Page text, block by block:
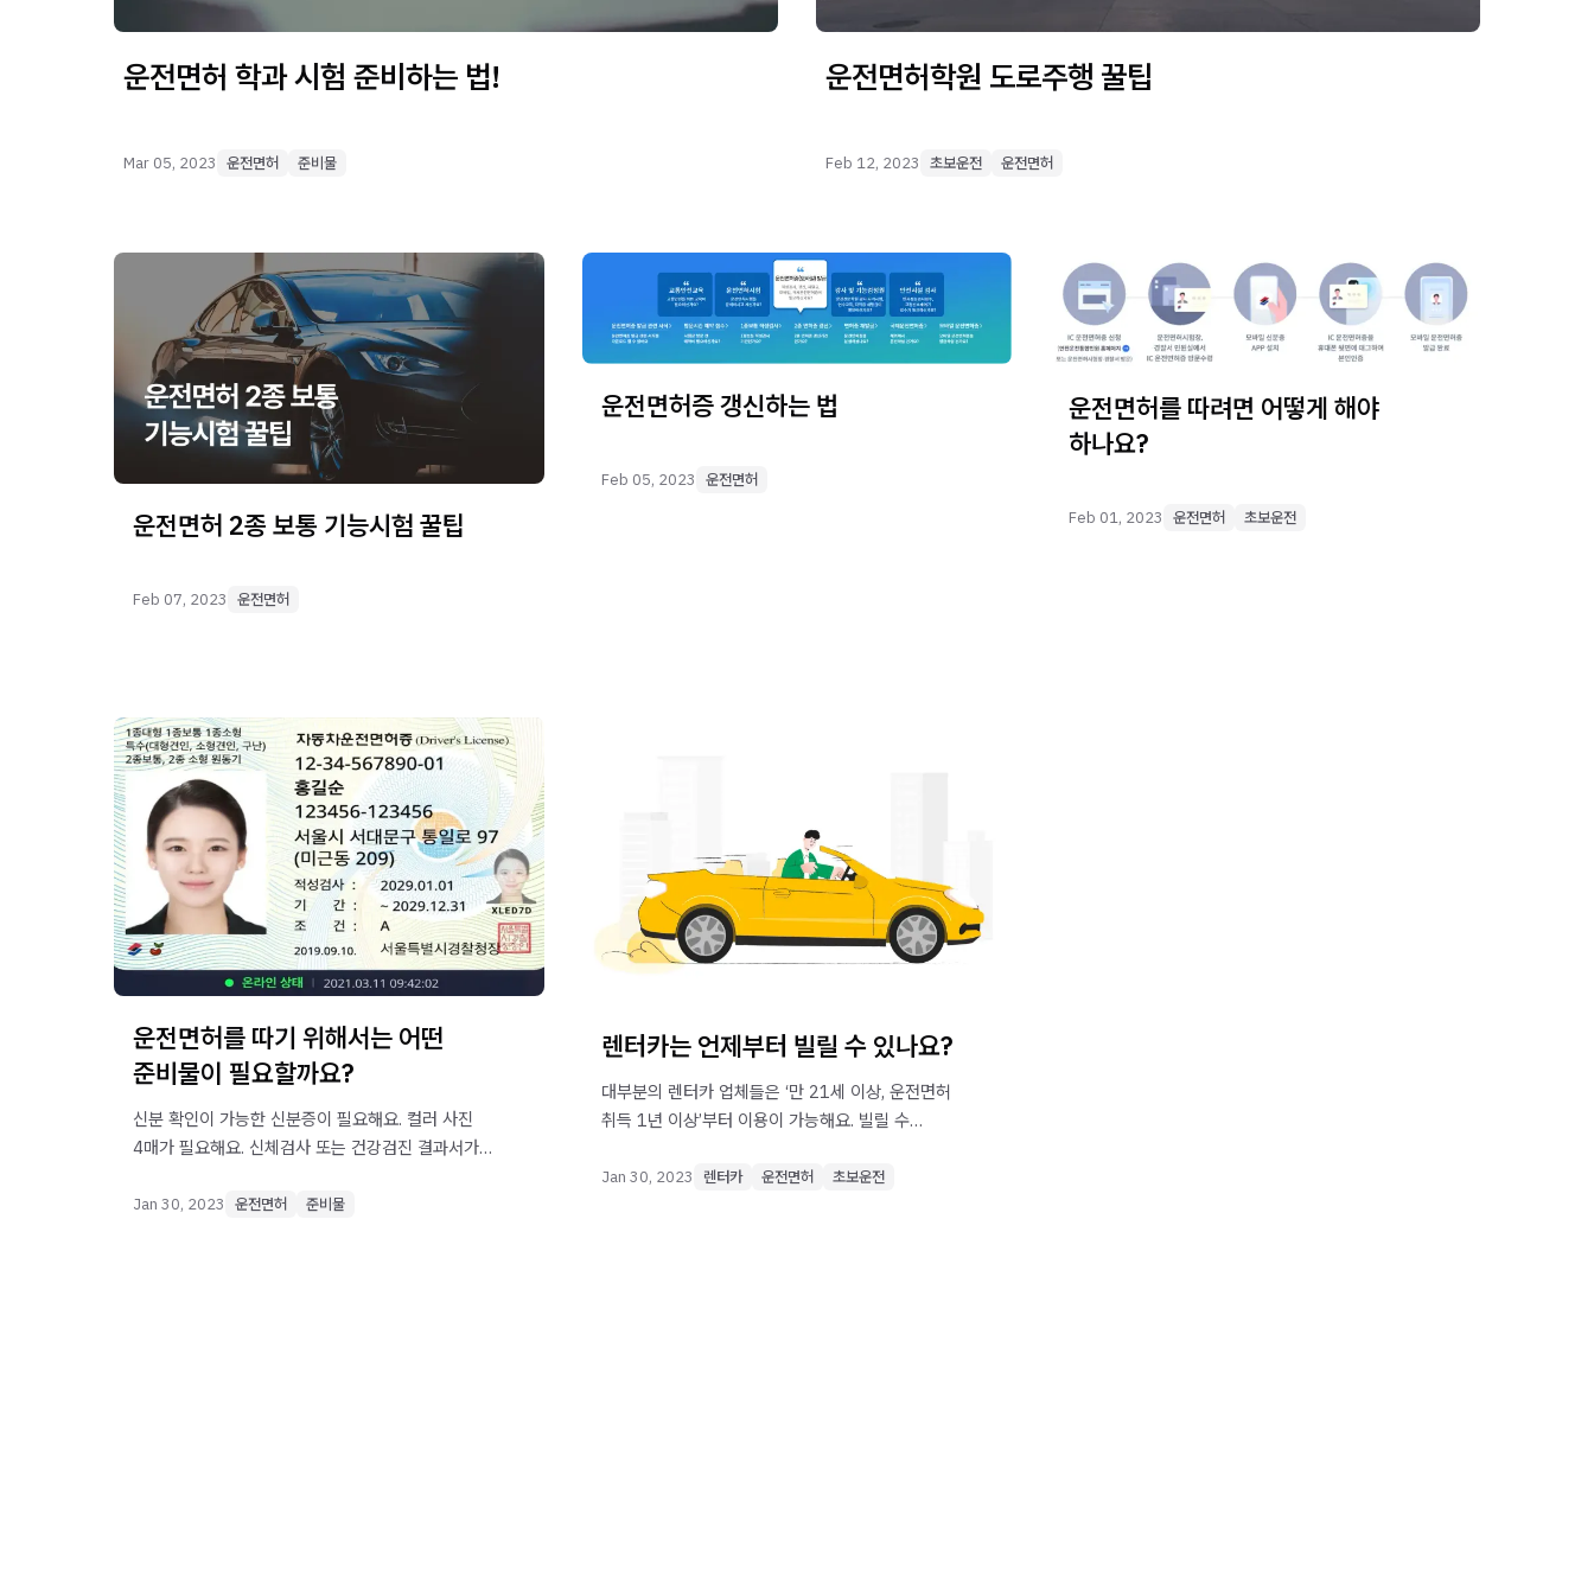
운전면허 학과 시험 준비하는 법!
Mar 05, 2023 운전면허 준비물
운전면허학원 도로주행 꿀팁
Feb 12, 2023 초보운전 운전면허
운전면허 2종 보통 기능시험 꿀팁
Feb 07, 2023 운전면허
운전면허증 갱신하는 법
Feb 05, 2023 운전면허
운전면허를 따려면 어떻게 해야
하나요?
Feb 01, 2023 운전면허 초보운전
운전면허를 따기 위해서는 어떤
준비물이 필요할까요?
신분 확인이 가능한 신분증이 필요해요. 컬러 사진
4매가 필요해요. 신체검사 또는 건강검진 결과서가
Jan 30, 2023 운전면허 준비물
렌터카는 언제부터 빌릴 수 있나요?
대부분의 렌터카 업체들은 ‘만 21세 이상, 운전면허
취득 1년 이상’부터 이용이 가능해요. 빌릴 수
단점.
Jan 30, 2023 렌터카 운전면허 초보운전